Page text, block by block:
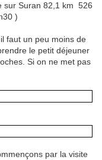
sur Suran 82,1 km 526
)
faut un peu moins de
le petit déjeuner
Si on ne met pas
par la visite